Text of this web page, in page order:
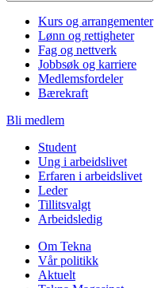
Kurs og arrangementer
Lønn og rettigheter
Fag og nettverk
Jobbsøk og karriere
Medlemsfordeler
Bærekraft
Bli medlem
Student
Ung i arbeidslivet
Erfaren i arbeidslivet
Leder
Tillitsvalgt
Arbeidsledig
Om Tekna
Vår politikk
Aktuelt